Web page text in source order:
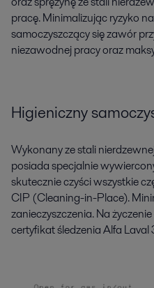
pracę. Minimalizując ryzyko
samoczyszczący się zawór
niezawodnej pracy oraz
Higieniczny
Wykonany ze stali
posiada specjalnie
skutecznie czyści wszystkie
CIP (Cleaning-in-Place).
zanieczyszczenia. Na
certyfikat śledzenia Alfa Laval